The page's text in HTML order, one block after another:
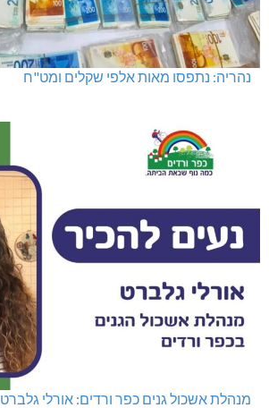
נהריה: נתפסו מאות אלפי שקלים ומט"ח
מנהלת אשכול גנים כפר ורדים: אורלי גלברט